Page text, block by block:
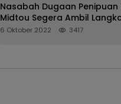
Nasabah Dugaan Penipuan
Midtou Segera Ambil
6 Oktober 2022 3417